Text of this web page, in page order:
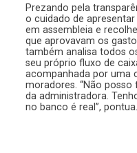
Prezando pela
o cuidado de
em assembleia e
que aprovavam os
também analisa todos
seu próprio fluxo de
acompanhada por uma
moradores. “Não
da administradora.
no banco é real”, pontua.